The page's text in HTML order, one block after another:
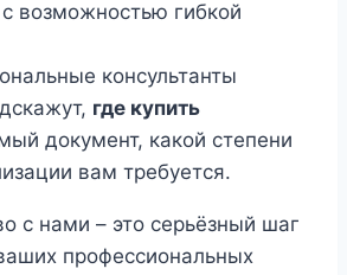
с возможностью гибкой
консультанты
где купить
документ, какой степени
вам требуется.
с нами – это серьёзный шаг
профессиональных